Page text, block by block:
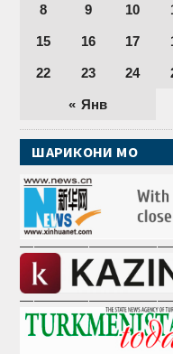
« Янв
8 9 10
15 16 17
22 23 24
ШАРИКОНИ МО